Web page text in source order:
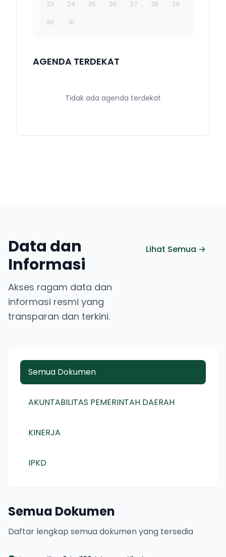
23 24 25 26 27 28 29
30 31
AGENDA TERDEKAT
Tidak ada agenda terdekat
Data dan
Informasi
Akses ragam data dan
informasi resmi yang
transparan dan terkini.
Lihat Semua →
Semua Dokumen
AKUNTABILITAS PEMERINTAH DAERAH
KINERJA
IPKD
Semua Dokumen
Daftar lengkap semua dokumen yang tersedia